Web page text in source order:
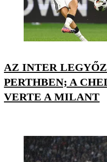
AZ INTER
PERTHBEN; A
VERTE A MILANT